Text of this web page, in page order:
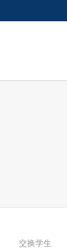
交换学生